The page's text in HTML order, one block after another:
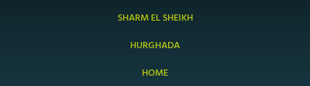
SHARM EL SHEIKH
HURGHADA
HOME